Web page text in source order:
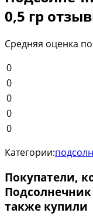
0,5 гр
Средняя оценка
0
0
0
0
0
Категории:
Покупатели,
также купили